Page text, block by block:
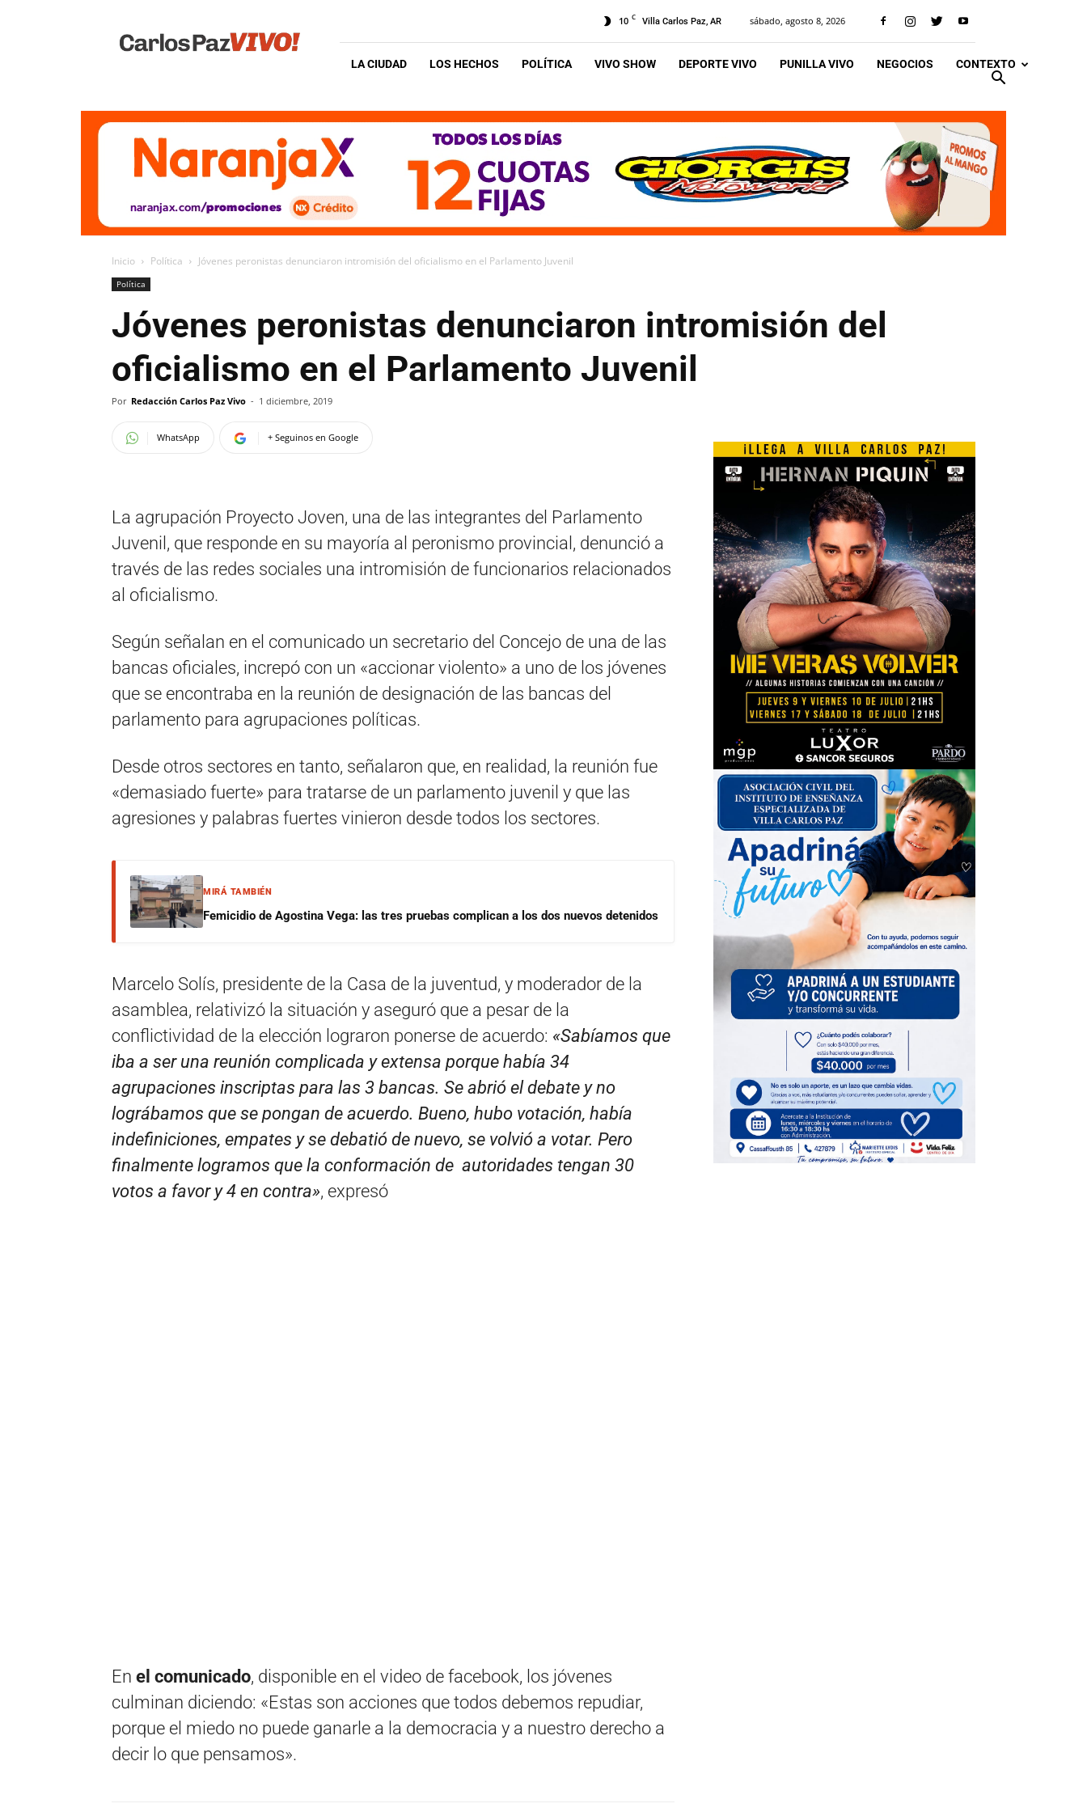
Vivo
10 C Villa Carlos Paz, AR sábado, agosto 8, 2026
LA CIUDAD LOS HECHOS POLÍTICA VIVO SHOW DEPORTE VIVO PUNILLA VIVO NEGOCIOS CONTEXTO
Inicio Política Jóvenes peronistas denunciaron intromisión del oficialismo en el Parlamento Juvenil
Política
Jóvenes peronistas denunciaron intromisión del
oficialismo en el Parlamento Juvenil
Por Redacción Carlos Paz Vivo - 1 diciembre, 2019
WhatsApp + Seguinos en Google
La agrupación Proyecto Joven, una de las integrantes del Parlamento
Juvenil, que responde en su mayoría al peronismo provincial, denunció a
través de las redes sociales una intromisión de funcionarios relacionados
al oficialismo.
Según señalan en el comunicado un secretario del Concejo de una de las
bancas oficiales, increpó con un «accionar violento» a uno de los jóvenes
que se encontraba en la reunión de designación de las bancas del
parlamento para agrupaciones políticas.
Desde otros sectores en tanto, señalaron que, en realidad, la reunión fue
«demasiado fuerte» para tratarse de un parlamento juvenil y que las
agresiones y palabras fuertes vinieron desde todos los sectores.
MIRÁ TAMBIÉN
Femicidio de Agostina Vega: las tres pruebas complican a los dos nuevos detenidos
Marcelo Solís, presidente de la Casa de la juventud, y moderador de la
asamblea, relativizó la situación y aseguró que a pesar de la
conflictividad de la elección lograron ponerse de acuerdo: «Sabíamos que
iba a ser una reunión complicada y extensa porque había 34
agrupaciones inscriptas para las 3 bancas. Se abrió el debate y no
lográbamos que se pongan de acuerdo. Bueno, hubo votación, había
indefiniciones, empates y se debatió de nuevo, se volvió a votar. Pero
finalmente logramos que la conformación de autoridades tengan 30
votos a favor y 4 en contra», expresó
En el comunicado, disponible en el video de facebook, los jóvenes
culminan diciendo: «Estas son acciones que todos debemos repudiar,
porque el miedo no puede ganarle a la democracia y a nuestro derecho a
decir lo que pensamos».